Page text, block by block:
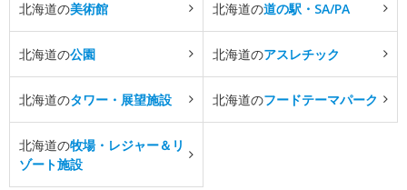
北海道の美術館 北海道の道の駅・SA/PA
北海道の公園 北海道のアスレチック
北海道のタワー・展望施設 北海道のフードテーマパーク
北海道の牧場・レジャー＆リ
ゾート施設